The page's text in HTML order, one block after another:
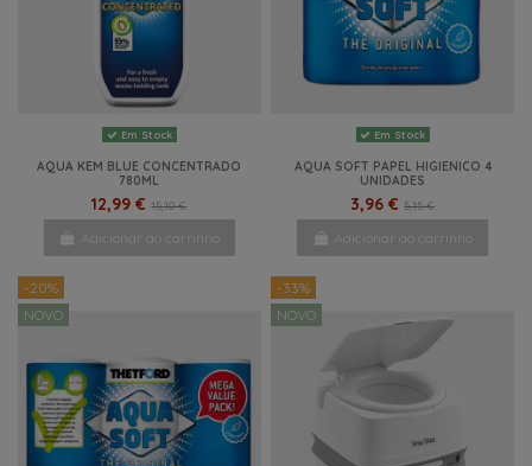
Em Stock
AQUA KEM BLUE CONCENTRADO
780ML
12,99 €15,10 €
Adicionar ao carrinho
Em Stock
AQUA SOFT PAPEL HIGIENICO 4
UNIDADES
3,96 €5,15 €
Adicionar ao carrinho
-20%
NOVO
-33%
NOVO